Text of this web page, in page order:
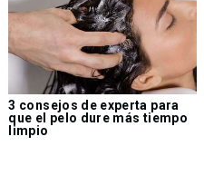
3 consejos de experta para
que el pelo dure más tiempo
limpio